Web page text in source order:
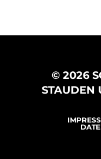
© 2026
STAUDEN